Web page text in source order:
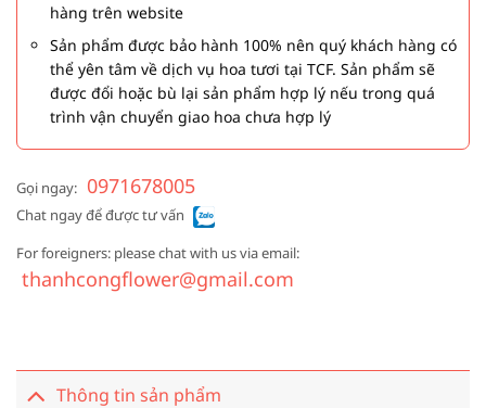
hàng trên website
Sản phẩm được bảo hành 100% nên quý khách hàng có
thể yên tâm về dịch vụ hoa tươi tại TCF. Sản phẩm sẽ
được đổi hoặc bù lại sản phẩm hợp lý nếu trong quá
trình vận chuyển giao hoa chưa hợp lý
Gọi ngay: 0971678005
Chat ngay để được tư vấn
For foreigners: please chat with us via email:
thanhcongflower@gmail.com
Thông tin sản phẩm